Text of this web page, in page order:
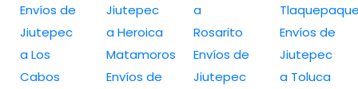
Envíos de
Jiutepec
a Los
Cabos
Jiutepec
a Heroica
Matamoros
Envíos de
a
Rosarito
Envíos de
Jiutepec
Envíos de
Jiutepec
a Toluca